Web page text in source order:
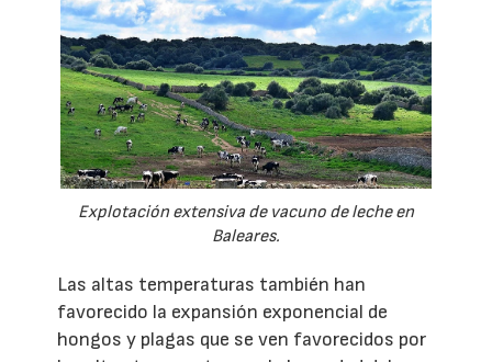
Explotación extensiva de vacuno de leche en
Baleares.
Las altas temperaturas también han
favorecido la expansión exponencial de
hongos y plagas que se ven favorecidos por